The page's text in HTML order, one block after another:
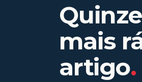
mais
artigo.